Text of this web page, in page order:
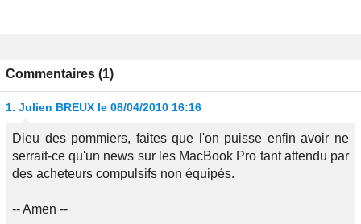
Commentaires (1)
1. Julien BREUX le 08/04/2010 16:16
Dieu des pommiers, faites que l'on puisse enfin avoir ne
serrait-ce qu'un news sur les MacBook Pro tant attendu par
des acheteurs compulsifs non équipés.
-- Amen --